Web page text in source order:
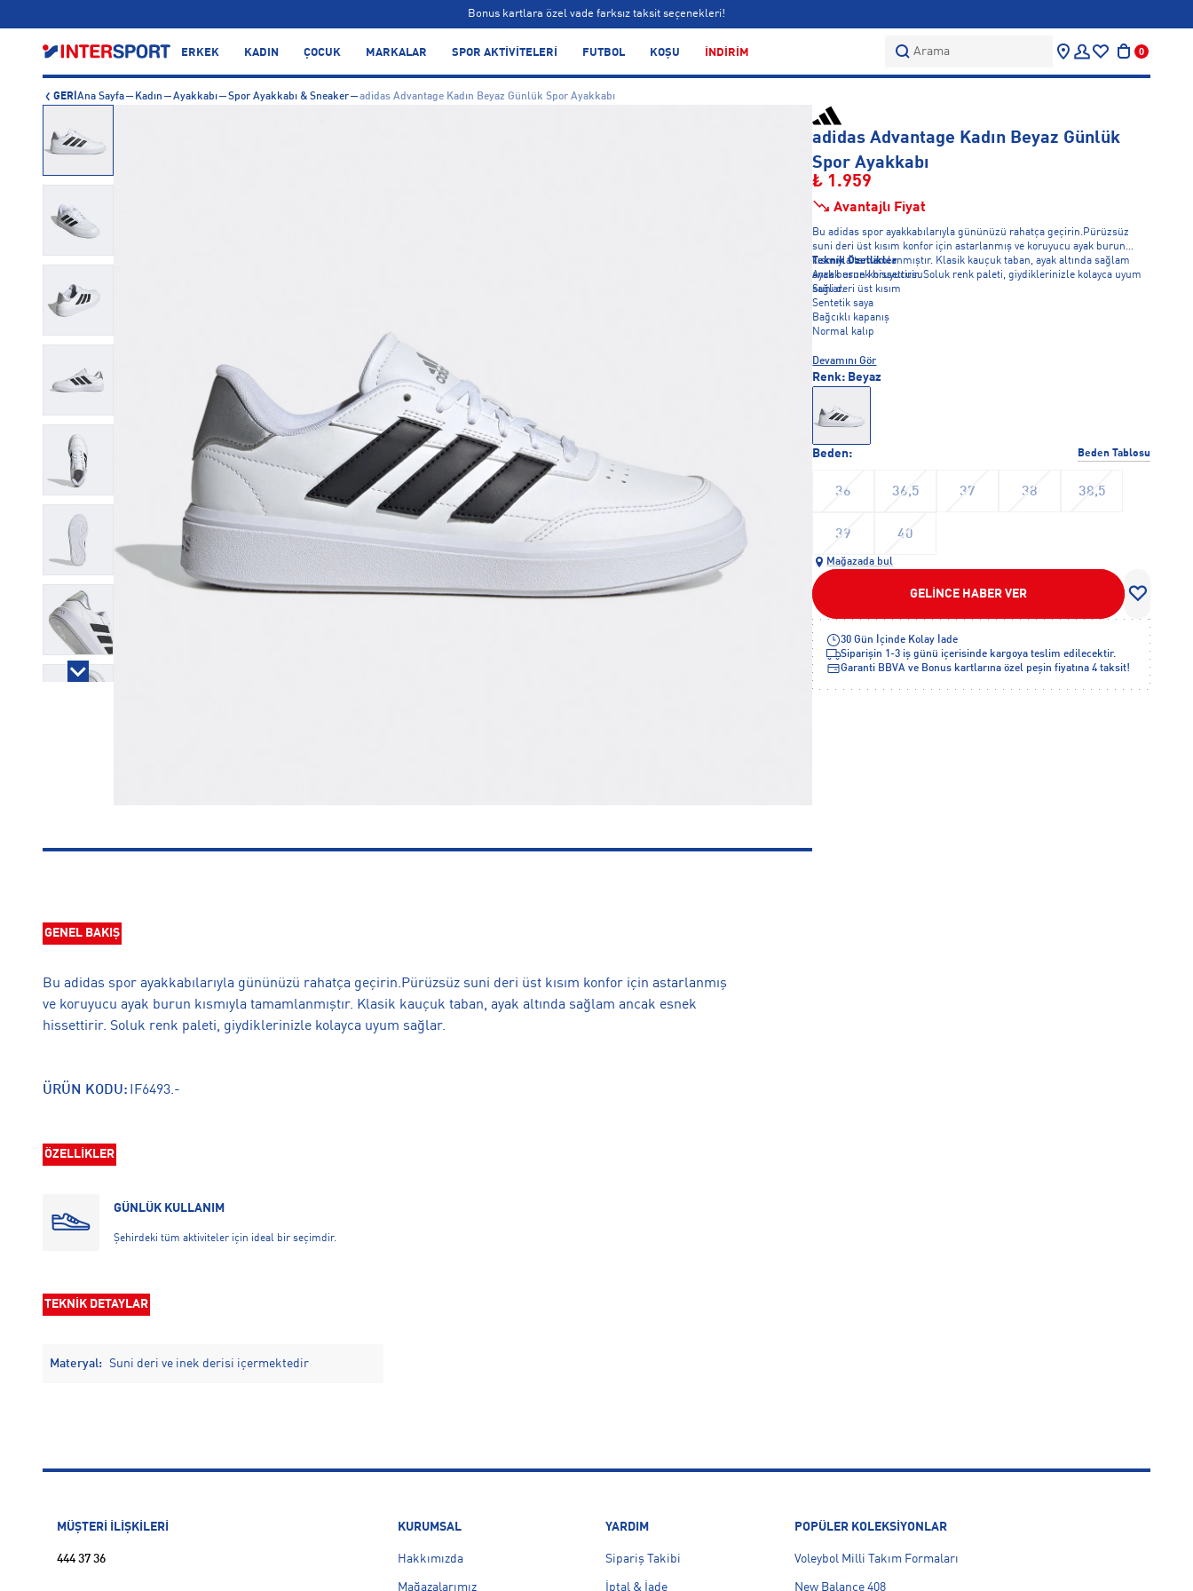
Bonus kartlara özel vade farksız taksit seçenekleri!
ERKEK KADIN ÇOCUK MARKALAR SPOR AKTİVİTELERİ FUTBOL KOŞU İNDİRİM Arama 0
GERİ Ana Sayfa Kadın Ayakkabı Spor Ayakkabı & Sneaker adidas Advantage Kadın Beyaz Günlük Spor Ayakkabı
GENEL BAKIŞ
Bu adidas spor ayakkabılarıyla gününüzü rahatça geçirin.Pürüzsüz suni deri üst kısım konfor için astarlanmış
ve koruyucu ayak burun kısmıyla tamamlanmıştır. Klasik kauçuk taban, ayak altında sağlam ancak esnek
hissettirir. Soluk renk paleti, giydiklerinizle kolayca uyum sağlar.
ÜRÜN KODU: IF6493.-
ÖZELLİKLER
GÜNLÜK KULLANIM
Şehirdeki tüm aktiviteler için ideal bir seçimdir.
TEKNİK DETAYLAR
Materyal: Suni deri ve inek derisi içermektedir
adidas Advantage Kadın Beyaz Günlük
Spor Ayakkabı
₺ 1.959
Avantajlı Fiyat
Bu adidas spor ayakkabılarıyla gününüzü rahatça geçirin.Pürüzsüz
suni deri üst kısım konfor için astarlanmış ve koruyucu ayak burun
kısmıyla tamamlanmıştır. Klasik kauçuk taban, ayak altında sağlam
ancak esnek hissettirir. Soluk renk paleti, giydiklerinizle kolayca uyum
sağlar.
Teknik Özellikler
Ayak burun koruyucusu
Suni deri üst kısım
Sentetik saya
Bağcıklı kapanış
Normal kalıp
Devamını Gör
Beden: Beden Tablosu
36 36,5 37 38 38,5
39 40
Renk: Beyaz
Mağazada bul
GELİNCE HABER VER
30 Gün İçinde Kolay İade
Siparişin 1-3 iş günü içerisinde kargoya teslim edilecektir.
Garanti BBVA ve Bonus kartlarına özel peşin fiyatına 4 taksit!
MÜŞTERİ İLİŞKİLERİ
444 37 36
KURUMSAL
Hakkımızda
Mağazalarımız
YARDIM
Sipariş Takibi
İptal & İade
POPÜLER KOLEKSİYONLAR
Voleybol Milli Takım Formaları
New Balance 408